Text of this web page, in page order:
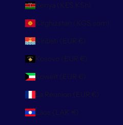
Kenya (KES KSh)
Kirghizstan (KGS som)
Kiribati (EUR €)
Kosovo (EUR €)
Koweït (EUR €)
La Réunion (EUR €)
Laos (LAK ₭)